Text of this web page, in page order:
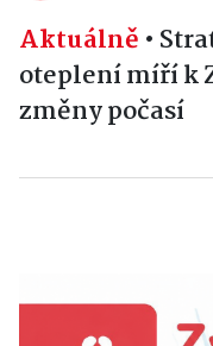
Aktuálně •
oteplení míří k
změny počasí